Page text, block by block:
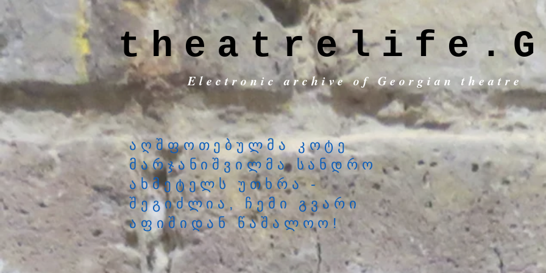
Electronic archive of Georgian theatre
აღშფოთებულმა კოტე
მარჯანიშვილმა სანდრო
ახმეტელს უთხრა -
შეგიძლია, ჩემი გვარი
აფიშიდან წაშალოო!